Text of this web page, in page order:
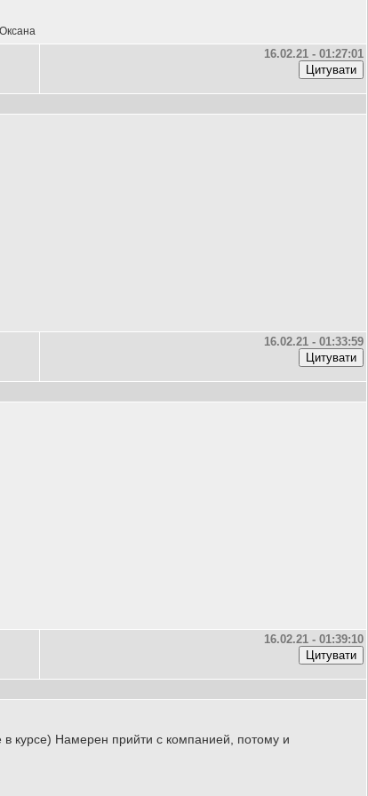
16.02.21 - 01:27:01
16.02.21 - 01:33:59
16.02.21 - 01:39:10
в курсе) Намерен прийти с компанией, потому и